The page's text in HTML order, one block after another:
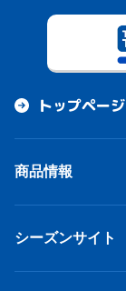
トップページ
商品情報
シーズンサイト